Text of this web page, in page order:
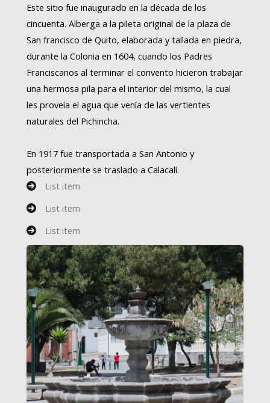
Este sitio fue inaugurado en la década de los
cincuenta. Alberga a la pileta original de la plaza de
San francisco de Quito, elaborada y tallada en piedra,
durante la Colonia en 1604, cuando los Padres
Franciscanos al terminar el convento hicieron trabajar
una hermosa pila para el interior del mismo, la cual
les proveía el agua que venía de las vertientes
naturales del Pichincha.
En 1917 fue transportada a San Antonio y
posteriormente se traslado a Calacalí.
List item
List item
List item